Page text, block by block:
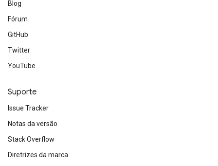
Blog
Fórum
GitHub
Twitter
YouTube
Suporte
Issue Tracker
Notas da versão
Stack Overflow
Diretrizes da marca